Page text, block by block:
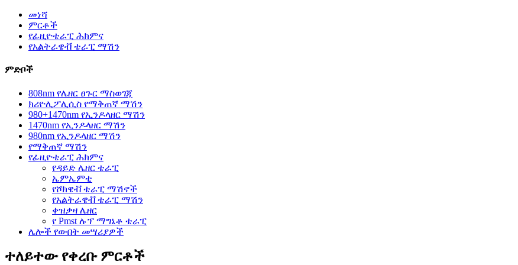
መነሻ
ምርቶች
የፊዚዮቴራፒ ሕክምና
የአልትራዌቭ ቴራፒ ማሽን
ምድቦች
808nm የሌዘር ፀጉር ማስወገጃ
ክሪዮሊፖሊሲስ የማቅጠኛ ማሽን
980+1470nm የኢንዶላዘር ማሽን
1470nm የኢንዶላዘር ማሽን
980nm የኢንዶላዘር ማሽን
የማቅጠኛ ማሽን
የፊዚዮቴራፒ ሕክምና
የዳይድ ሌዘር ቴራፒ
ኤምኤምቲ
የሾክዌቭ ቴራፒ ማሽኖች
የአልትራዌቭ ቴራፒ ማሽን
ቀዝቃዛ ሌዘር
የ Pmst ሉፕ ማግኔቶ ቴራፒ
ሌሎች የውበት መሣሪያዎች
ተለይተው የቀረቡ ምርቶች